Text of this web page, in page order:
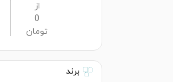
از
0
تومان
برند